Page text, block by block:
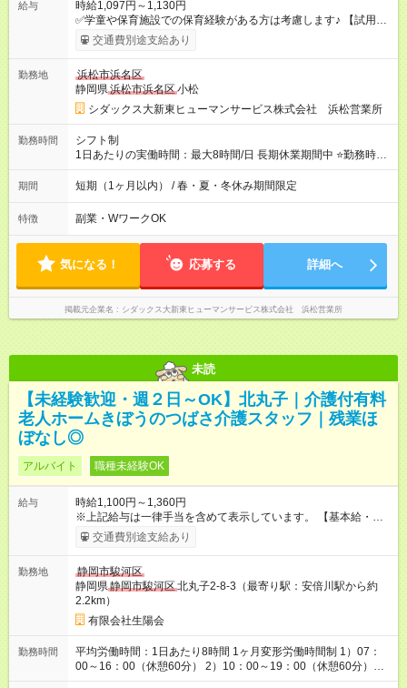
給与
時給1,097円～1,130円
✅学童や保育施設での保育経験がある方は考慮します♪ 【試用期
間】試用期間あり 試用期間の長さ：3ヶ月 雇用形態、給与は本
採用時と同じです。
交通費別途支給あり
勤務地
浜松市浜名区
静岡県浜松市浜名区小松
シダックス大新東ヒューマンサービス株式会社 浜松営業所
勤務時間
シフト制
1日あたりの実働時間：最大8時間/日 長期休業期間中 ⭐勤務時間
・7:30～18:30 (内実働5h～) ⭐勤務曜日 ・月、火、水、
木、金 ⭐その他シフト制・週2日～OK 勤務時間・期間など
５日での勤務可能なら大歓迎♪ ♪お気軽にご相談ください♬
期間 短期（1ヶ月以内） / 春・夏・冬休み期間限定
特徴 副業・WワークOK
気になる！ 応募する 詳細へ
掲載元企業名 シダックス大新東ヒューマンサービス株式会社 浜松営業所
未読
【未経験歓迎・週２日～OK】北丸子｜介護付有料
老人ホームきぼうのつばさ介護スタッフ｜残業ほ
ぼなし◎
アルバイト 職種未経験OK
給与
時給1,100円～1,360円
※上記給与は一律手当を含めて表示しています。 【基本給・一
律手当】 基本給：1,080～1,250円（年齢・経験考慮） 介護業務
手当：+20円（介護福祉士資格なし）｜+60円（介護福祉士資格
円 夜勤手当：6,500円/回（夜勤研修時は3,250円/回） 役職手
当：5,000円～ 【昇給】 年1回｜4月 前年度昇給実績：30～125
円/1時間あたり ※残業が発生した場合は、法定に基づき時間外手
当を支給します。 【試用期間】試用期間あり 試用期間の長さ：
6ヶ月 雇用形態、給与は本採用時と同じです。 試用期間中も雇
用条件に応じて社会保険加入、手当等の条件も同じです。
交通費別途支給あり
勤務地
静岡市駿河区
静岡県静岡市駿河区北丸子2-8-3（最寄り駅：安倍川駅から約
2.2km）
有限会社生陽会
勤務時間
平均労働時間：1日あたり8時間 1ヶ月変形労働時間制 1）07：
00～16：00（休憩60分） 2）10：00～19：00（休憩60分）
3）11：00～20：00（休憩60分） 4）16：00～翌9：00（休憩